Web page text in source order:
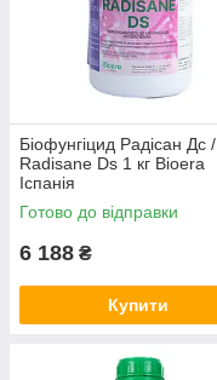
Біофунгіцид Радісан Дс /
Radisane Ds 1 кг Bioera
Іспанія
Готово до відправки
6 188 ₴
Купити